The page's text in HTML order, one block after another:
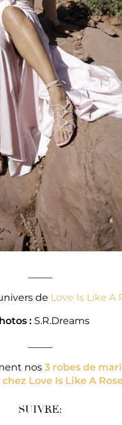
de Love Is Like A
:S.R.Dreams
nos 3 robes de
Love Is Like A
SUIVRE: